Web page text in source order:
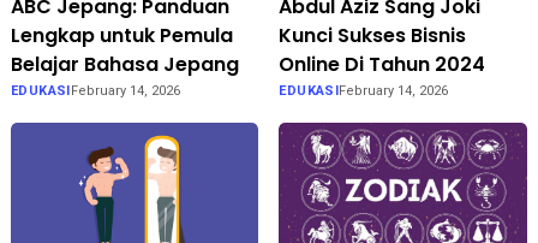
ABC Jepang: Panduan
Lengkap untuk Pemula
Belajar Bahasa Jepang
EDUKASIFebruary 14, 2026
Abdul Aziz Sang Joki
Kunci Sukses Bisnis
Online Di Tahun 2024
EDUKASIFebruary 14, 2026